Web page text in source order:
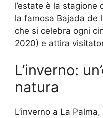
l’estate è la stagione
la famosa Bajada de
che si celebra ogni
2020) e attira
L’inverno:
natura
L’inverno a La